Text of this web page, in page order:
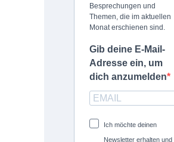
Besprechungen und
Themen, die im aktuellen
Monat erschienen sind.
Gib deine E-Mail-
Adresse ein, um
dich anzumelden
Ich möchte deinen
Newsletter erhalten und